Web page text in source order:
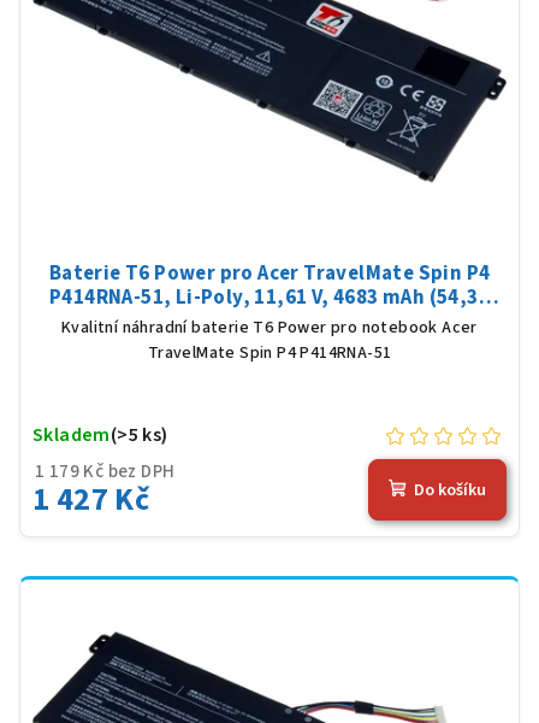
Baterie T6 Power pro Acer TravelMate Spin P4
P414RNA-51, Li-Poly, 11,61 V, 4683 mAh (54,36
Wh), černá
Kvalitní náhradní baterie T6 Power pro notebook Acer
TravelMate Spin P4 P414RNA-51
1 179 Kč bez DPH
1 427 Kč
Skladem(>5 ks)
Do košíku